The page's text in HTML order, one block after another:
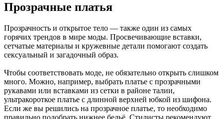
Прозрачные платья
Прозрачность и открытое тело — также один из самых
горячих трендов в мире моды. Просвечивающие вставки,
сетчатые материалы и кружевные детали помогают создать
сексуальный и загадочный образ.
Чтобы соответствовать моде, не обязательно открыть слишком
много. Можно, например, выбрать платье с прозрачными
рукавами или вставками из сетки в районе талии,
ультракороткое платье с длинной верхней юбкой из шифона.
Если же вы решились на прозрачное платье, то необходимо